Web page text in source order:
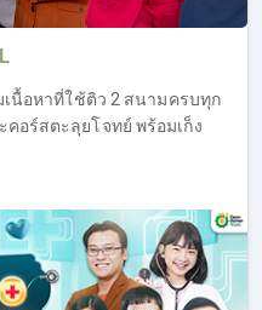
เนื้อหาที่ใช้ติว 2 สนามครบทุก
อร์สตะลุยโจทย์ พร้อมเก็ง